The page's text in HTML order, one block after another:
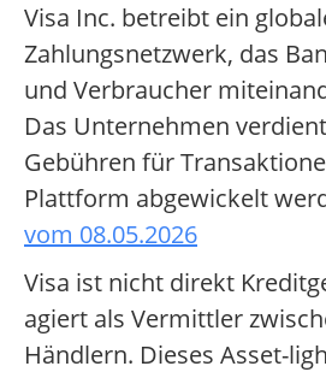
Visa Inc. betreibt ein
Zahlungsnetzwerk, das
und Verbraucher
Das Unternehmen
Gebühren für
Plattform abgewickelt
vom 08.05.2026
Visa ist nicht direkt
agiert als Vermittler
Händlern. Dieses Asset-